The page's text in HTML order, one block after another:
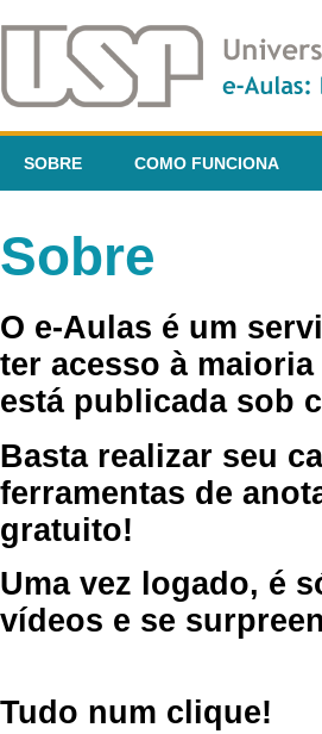
SOBRE COMO FUNCIONA
Sobre
O e-Aulas é um
ter acesso à
está publicada sob
Basta realizar seu
ferramentas de
gratuito!
Uma vez logado, é
vídeos e se
Tudo num clique!